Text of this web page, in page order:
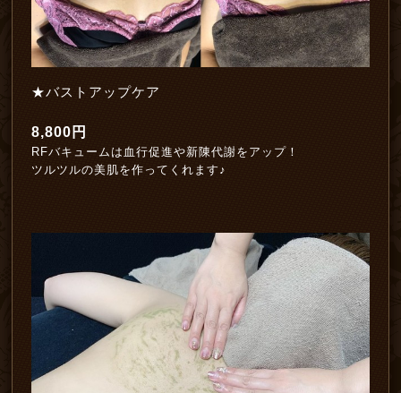
★バストアップケア
8,800円
RFバキュームは血行促進や新陳代謝をアップ！
ツルツルの美肌を作ってくれます♪